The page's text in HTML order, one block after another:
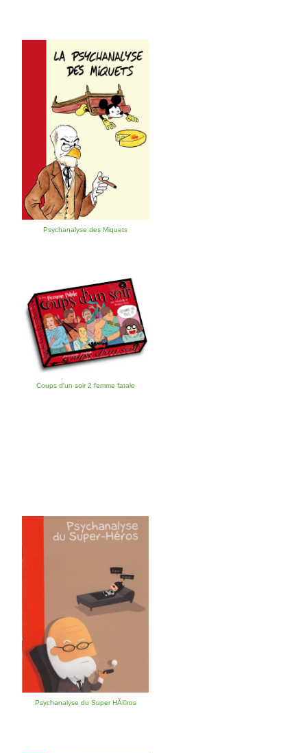
Psychanalyse des Miquets
Coups d'un soir 2 femme fatale
Psychanalyse du Super HÃ©ros